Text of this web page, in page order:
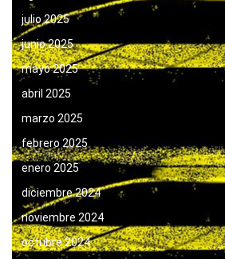
julio 2025
junio 2025
mayo 2025
abril 2025
marzo 2025
febrero 2025
enero 2025
diciembre 2024
noviembre 2024
octubre 2024